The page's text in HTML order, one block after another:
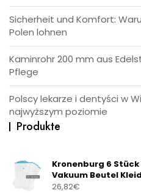
Sicherheit und Komfort:
Polen lohnen
Kaminrohr 200 mm aus
Pflege
Polscy lekarze i dentyści w
najwyższym poziomie
Produkte
Kronenburg 6
Vakuum Beutel
26,82€